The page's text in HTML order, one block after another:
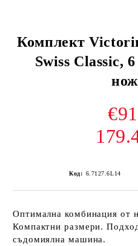
Комплект
Swiss Classic,
Код: 6.7127.6L14
Оптимална комбинация от
Компактни размери.
съдомиялна машина.